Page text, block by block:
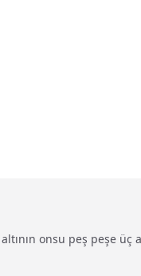
onsu peş peşe üç